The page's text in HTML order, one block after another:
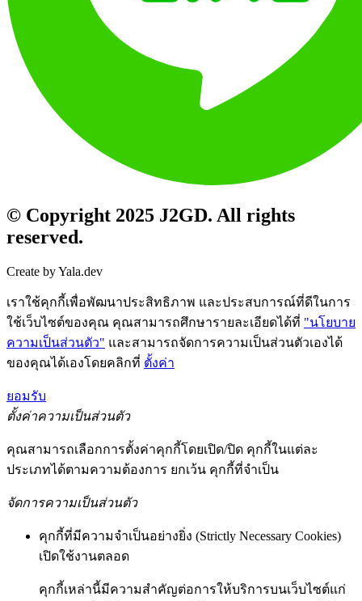
© Copyright 2025 J2GD. All rights
reserved.
Create by Yala.dev
เราใช้คุกกี้เพื่อพัฒนาประสิทธิภาพ และประสบการณ์ที่ดีในการ
ใช้เว็บไซต์ของคุณ คุณสามารถศึกษารายละเอียดได้ที่ "นโยบาย
ความเป็นส่วนตัว" และสามารถจัดการความเป็นส่วนตัวเองได้
ของคุณได้เองโดยคลิกที่ ตั้งค่า
ยอมรับ
ตั้งค่าความเป็นส่วนตัว
คุณสามารถเลือกการตั้งค่าคุกกี้โดยเปิด/ปิด คุกกี้ในแต่ละ
ประเภทได้ตามความต้องการ ยกเว้น คุกกี้ที่จำเป็น
จัดการความเป็นส่วนตัว
คุกกี้ที่มีความจำเป็นอย่างยิ่ง (Strictly Necessary Cookies)
เปิดใช้งานตลอด
คุกกี้เหล่านี้มีความสำคัญต่อการให้บริการบนเว็บไซต์แก่